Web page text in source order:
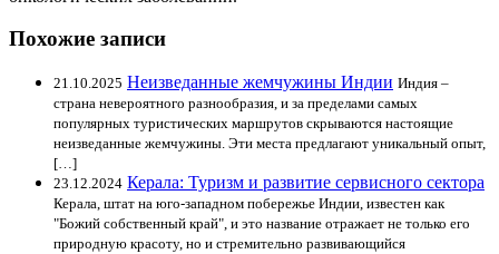
Похожие записи
21.10.2025 Неизведанные жемчужины Индии Индия –
страна невероятного разнообразия, и за пределами самых
популярных туристических маршрутов скрываются настоящие
неизведанные жемчужины. Эти места предлагают уникальный опыт,
[…]
23.12.2024 Керала: Туризм и развитие сервисного сектора
Керала, штат на юго-западном побережье Индии, известен как
"Божий собственный край", и это название отражает не только его
природную красоту, но и стремительно развивающийся